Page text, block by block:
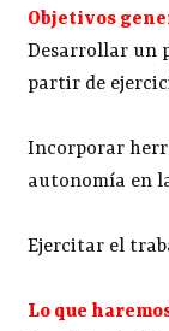
Objetivos
Desarrollar un
partir de
Incorporar
autonomía en
Ejercitar el
Lo que